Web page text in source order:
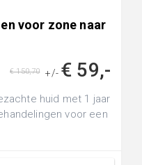
voor zone naar
+/- € 59,-
€ 150,70
huid met 1 jaar
voor een